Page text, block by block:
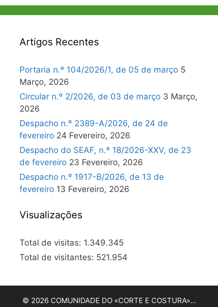
Artigos Recentes
Portaria n.º 104/2026/1, de 05 de março 5
Março, 2026
Circular n.º 2/2026, de 03 de março 3 Março,
2026
Despacho n.º 2389-A/2026, de 24 de
fevereiro 24 Fevereiro, 2026
Despacho do SEAF, n.º 18/2026-XXV, de 23
de fevereiro 23 Fevereiro, 2026
Despacho n.º 1917-B/2026, de 13 de
fevereiro 13 Fevereiro, 2026
Visualizações
Total de visitas: 1.349.345
Total de visitantes: 521.954
© 2026 COMUNIDADE DO «CORTE E COSTURA»…